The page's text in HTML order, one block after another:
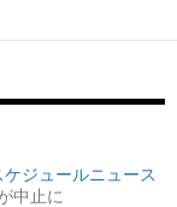
ケジュールニュース
中止に